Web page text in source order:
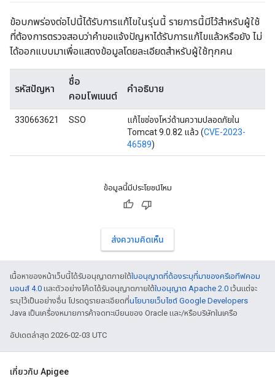
ข้อบกพร่องต่อไปนี้ได้รับการแก้ไขในรุ่นนี้ รายการนี้มีไว้สำหรับผู้ใช้
ที่ต้องการตรวจสอบว่าคำขอแจ้งปัญหาได้รับการแก้ไขแล้วหรือยัง ไม่
ได้ออกแบบมาเพื่อแสดงข้อมูลโดยละเอียดสำหรับผู้ใช้ทุกคน
รหัสปัญหา
ชื่อ
คอมโพเนนต์
คำอธิบาย
330663621 SSO
แก้ไขช่องโหว่ด้านความปลอดภัยใน
Tomcat 9.0.82 แล้ว (CVE-2023-
46589)
ข้อมูลนี้มีประโยชน์ไหม
ส่งความคิดเห็น
เนื้อหาของหน้าเว็บนี้ได้รับอนุญาตภายใต้ใบอนุญาตที่ต้องระบุที่มาของครีเอทีฟคอม
มอนส์ 4.0 และตัวอย่างโค้ดได้รับอนุญาตภายใต้ใบอนุญาต Apache 2.0 เว้นแต่จะ
ระบุไว้เป็นอย่างอื่น โปรดดูรายละเอียดที่นโยบายเว็บไซต์ Google Developers
Java เป็นเครื่องหมายการค้าจดทะเบียนของ Oracle และ/หรือบริษัทในเครือ
อัปเดตล่าสุด 2026-02-03 UTC
เกี่ยวกับ Apigee